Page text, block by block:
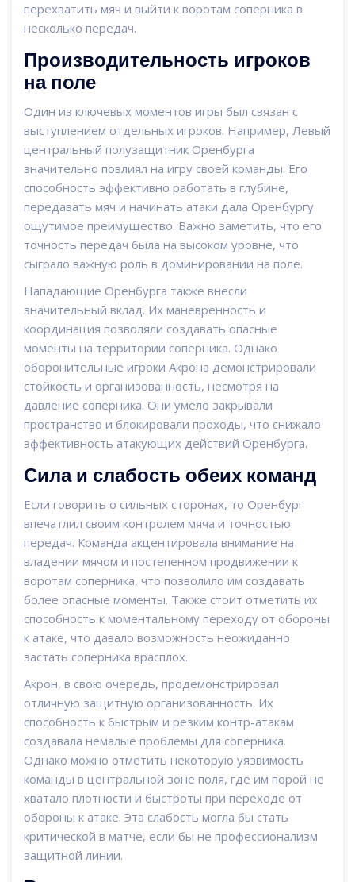
перехватить мяч и выйти к воротам соперника в
несколько передач.
Производительность игроков
на поле
Один из ключевых моментов игры был связан с
выступлением отдельных игроков. Например, Левый
центральный полузащитник Оренбурга
значительно повлиял на игру своей команды. Его
способность эффективно работать в глубине,
передавать мяч и начинать атаки дала Оренбургу
ощутимое преимущество. Важно заметить, что его
точность передач была на высоком уровне, что
сыграло важную роль в доминировании на поле.
Нападающие Оренбурга также внесли
значительный вклад. Их маневренность и
координация позволяли создавать опасные
моменты на территории соперника. Однако
оборонительные игроки Акрона демонстрировали
стойкость и организованность, несмотря на
давление соперника. Они умело закрывали
пространство и блокировали проходы, что снижало
эффективность атакующих действий Оренбурга.
Сила и слабость обеих команд
Если говорить о сильных сторонах, то Оренбург
впечатлил своим контролем мяча и точностью
передач. Команда акцентировала внимание на
владении мячом и постепенном продвижении к
воротам соперника, что позволило им создавать
более опасные моменты. Также стоит отметить их
способность к моментальному переходу от обороны
к атаке, что давало возможность неожиданно
застать соперника врасплох.
Акрон, в свою очередь, продемонстрировал
отличную защитную организованность. Их
способность к быстрым и резким контр-атакам
создавала немалые проблемы для соперника.
Однако можно отметить некоторую уязвимость
команды в центральной зоне поля, где им порой не
хватало плотности и быстроты при переходе от
обороны к атаке. Эта слабость могла бы стать
критической в матче, если бы не профессионализм
защитной линии.